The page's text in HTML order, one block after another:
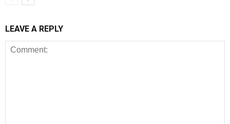
LEAVE A REPLY